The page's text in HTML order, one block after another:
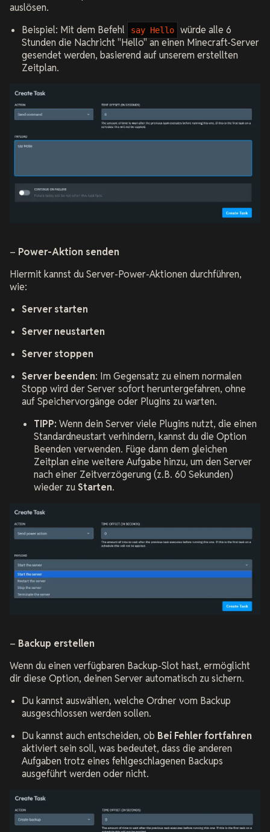
auslösen.
Beispiel: Mit dem Befehl
say Hello
würde alle 6
Stunden die Nachricht "Hello" an einen Minecraft-Server
gesendet werden, basierend auf unserem erstellten
Zeitplan.
– Power-Aktion senden
Hiermit kannst du Server-Power-Aktionen durchführen,
wie:
Server starten
Server neustarten
Server stoppen
Server beenden: Im Gegensatz zu einem normalen
Stopp wird der Server sofort heruntergefahren, ohne
auf Speichervorgänge oder Plugins zu warten.
TIPP: Wenn dein Server viele Plugins nutzt, die einen
Standardneustart verhindern, kannst du die Option
Beenden verwenden. Füge dann dem gleichen
Zeitplan eine weitere Aufgabe hinzu, um den Server
nach einer Zeitverzögerung (z.B. 60 Sekunden)
wieder zuStarten.
– Backup erstellen
Wenn du einen verfügbaren Backup-Slot hast, ermöglicht
dir diese Option, deinen Server automatisch zu sichern.
Du kannst auswählen, welche Ordner vom Backup
ausgeschlossen werden sollen.
Du kannst auch entscheiden, ob Bei Fehler fortfahren
aktiviert sein soll, was bedeutet, dass die anderen
Aufgaben trotz eines fehlgeschlagenen Backups
ausgeführt werden oder nicht.